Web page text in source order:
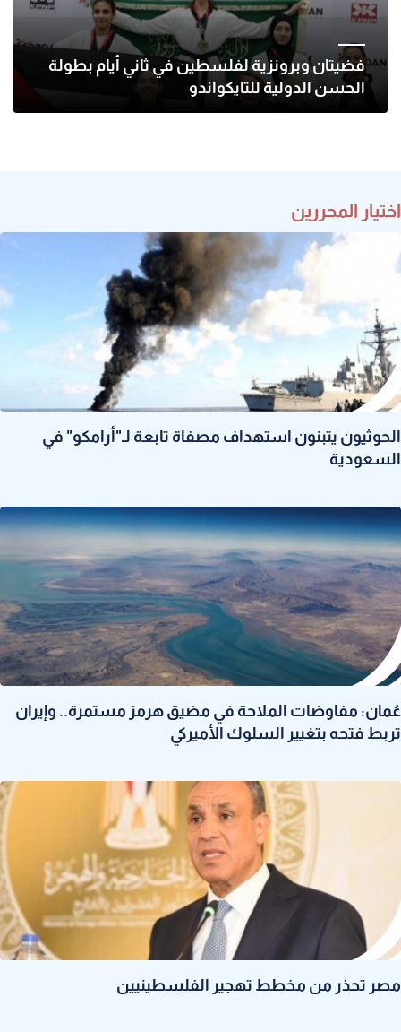
فضيتان وبرونزية لفلسطين في ثاني أيام بطولة
الحسن الدولية للتايكواندو
اختيار المحررين
الحوثيون يتبنون استهداف مصفاة تابعة لـ"أرامكو" في
السعودية
عُمان: مفاوضات الملاحة في مضيق هرمز مستمرة.. وإيران
تربط فتحه بتغيير السلوك الأميركي
مصر تحذر من مخطط تهجير الفلسطينيين